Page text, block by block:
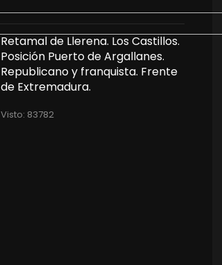
Retamal de Llerena. Los Castillos.
Posición Puerto de Argallanes.
Republicano y franquista. Frente
de Extremadura.
Visto: 83782